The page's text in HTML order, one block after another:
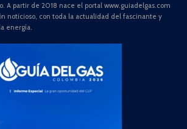
A partir de 2018 nace el portal www.guiadelgas.com
noticioso, con toda la actualidad del fascinante y
energía.